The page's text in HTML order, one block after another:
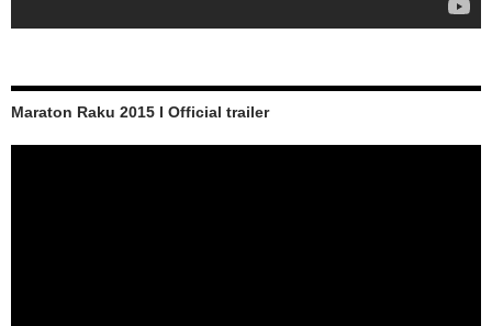
Maraton Raku 2015 I Official trailer